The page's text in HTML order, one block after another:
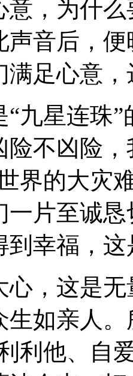
意，为什
声音后，
满足心意
星连珠”
险不凶险
界的大灾
一片至诚
到幸福，
这是无
生如亲人
利他、自